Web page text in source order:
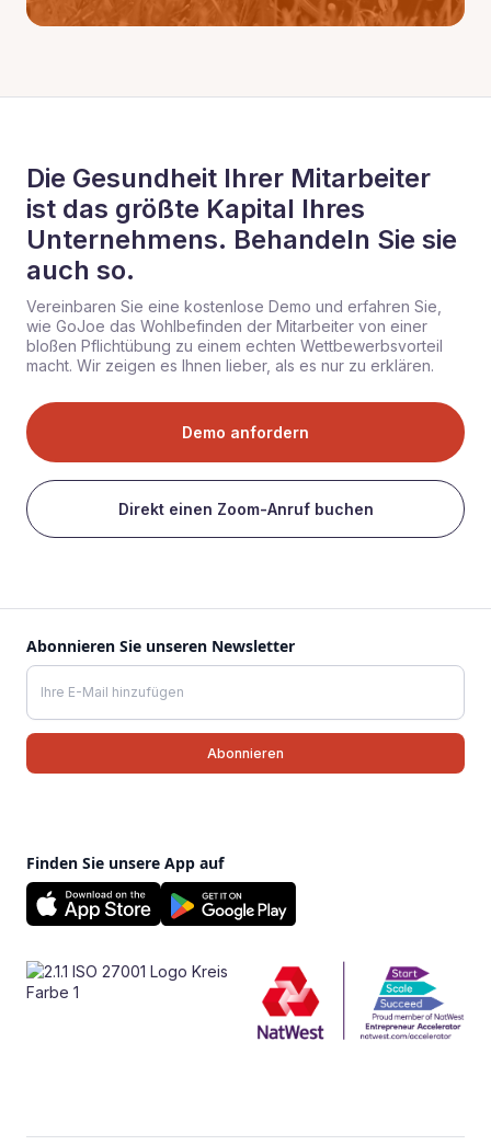
Die Gesundheit Ihrer Mitarbeiter
ist das größte Kapital Ihres
Unternehmens. Behandeln Sie sie
auch so.
Vereinbaren Sie eine kostenlose Demo und erfahren Sie,
wie GoJoe das Wohlbefinden der Mitarbeiter von einer
bloßen Pflichtübung zu einem echten Wettbewerbsvorteil
macht. Wir zeigen es Ihnen lieber, als es nur zu erklären.
Demo anfordern
Direkt einen Zoom-Anruf buchen
Abonnieren Sie unseren Newsletter
Finden Sie unsere App auf